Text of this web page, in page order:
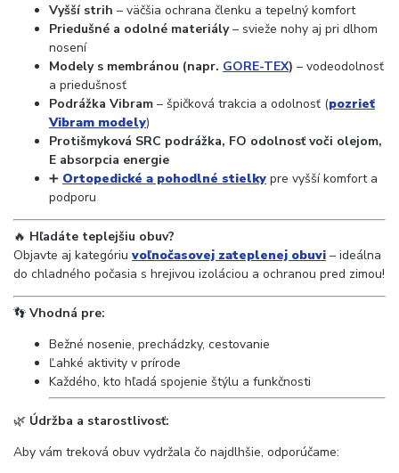
Vyšší strih – väčšia ochrana členku a tepelný komfort
Priedušné a odolné materiály– svieže nohy aj pri dlhom
nosení
Modely s membránou (napr. GORE-TEX) – vodeodolnosť
a priedušnosť
Podrážka Vibram – špičková trakcia a odolnosť (pozrieť
Vibram modely)
Protišmyková SRC podrážka, FO odolnosť voči olejom,
E absorpcia energie
➕ Ortopedické a pohodlné stielky pre vyšší komfort a
podporu
🔥 Hľadáte teplejšiu obuv?
Objavte aj kategóriu voľnočasovej zateplenej obuvi – ideálna
do chladného počasia s hrejivou izoláciou a ochranou pred zimou!
👣 Vhodná pre:
Bežné nosenie, prechádzky, cestovanie
Ľahké aktivity v prírode
Každého, kto hľadá spojenie štýlu a funkčnosti
🌿 Údržba a starostlivosť:
Aby vám treková obuv vydržala čo najdlhšie, odporúčame: